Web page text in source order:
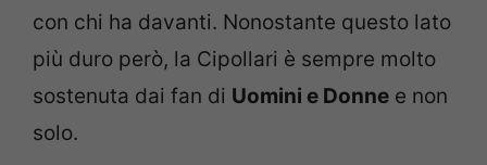
con chi ha davanti. Nonostante questo lato
più duro però, la Cipollari è sempre molto
sostenuta dai fan di Uomini e Donne e non
solo.